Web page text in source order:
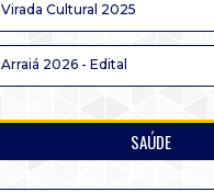
Virada Cultural 2025
Arraiá 2026 - Edital
SAÚDE